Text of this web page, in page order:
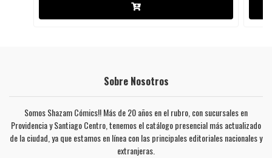
Sobre Nosotros
Somos Shazam Cómics!! Más de 20 años en el rubro, con sucursales en
Providencia y Santiago Centro, tenemos el catálogo presencial más actualizado
de la ciudad, ya que estamos en línea con las principales editoriales nacionales y
extranjeras.